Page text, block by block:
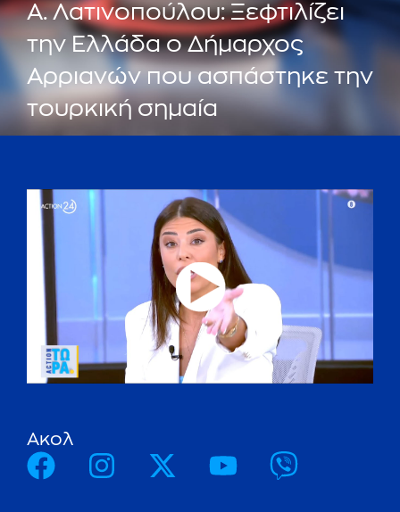
Α. Λατινοπούλου: Ξεφτιλίζει
την Ελλάδα ο Δήμαρχος
Αρριανών που ασπάστηκε την
τουρκική σημαία
Aκολ